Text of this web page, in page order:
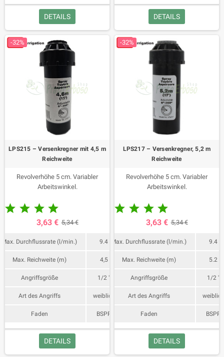
DETAILS DETAILS
-32%
LPS215 – Versenkregner mit 4,5 m
Reichweite
Revolverhöhe 5 cm. Variabler
Arbeitswinkel.
   
3,63 € 5,34 €
Max. Durchflussrate (l/min.) 9.4
Max. Reichweite (m) 4,5
Angriffsgröße 1/2 "
Art des Angriffs weiblich
Faden BSPP
DETAILS
-32%
LPS217 – Versenkregner, 5,2 m
Reichweite
Revolverhöhe 5 cm. Variabler
Arbeitswinkel.
   
3,63 € 5,34 €
Max. Durchflussrate (l/min.) 9.4
Max. Reichweite (m) 5.2
Angriffsgröße 1/2 "
Art des Angriffs weiblich
Faden BSPP
DETAILS